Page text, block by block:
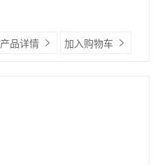
产品详情 加入购物车